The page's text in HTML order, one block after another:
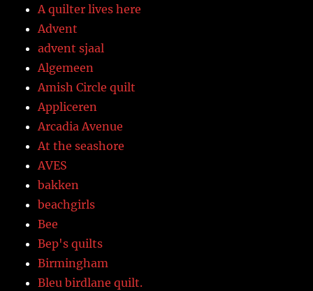
A quilter lives here
Advent
advent sjaal
Algemeen
Amish Circle quilt
Appliceren
Arcadia Avenue
At the seashore
AVES
bakken
beachgirls
Bee
Bep's quilts
Birmingham
Bleu birdlane quilt.